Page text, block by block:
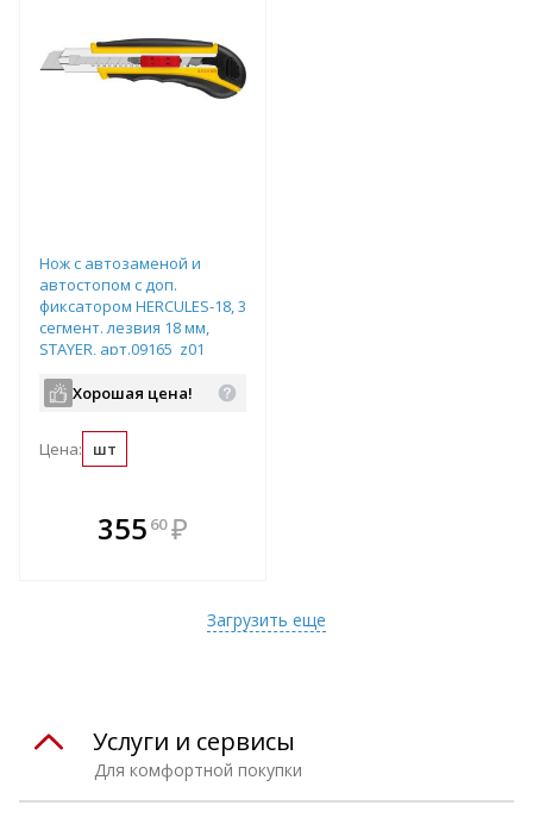
Нож с автозаменой и
автостопом с доп.
фиксатором HERCULES-18, 3
сегмент. лезвия 18 мм,
STAYER, арт.09165_z01
Хорошая цена!
Цена: шт
355 60 ₽
Загрузить еще
Для комфортной покупки
Услуги и сервисы